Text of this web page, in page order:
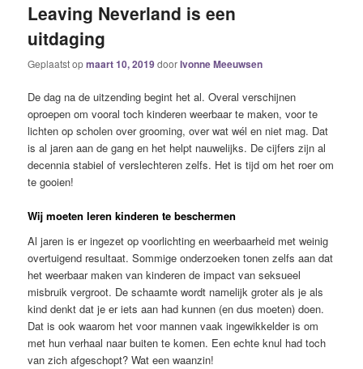
Leaving Neverland is een
uitdaging
Geplaatst opmaart 10, 2019doorIvonne Meeuwsen
De dag na de uitzending begint het al. Overal verschijnen
oproepen om vooral toch kinderen weerbaar te maken, voor te
lichten op scholen over grooming, over wat wél en niet mag. Dat
is al jaren aan de gang en het helpt nauwelijks. De cijfers zijn al
decennia stabiel of verslechteren zelfs. Het is tijd om het roer om
te gooien!
Wij moeten leren kinderen te beschermen
Al jaren is er ingezet op voorlichting en weerbaarheid met weinig
overtuigend resultaat. Sommige onderzoeken tonen zelfs aan dat
het weerbaar maken van kinderen de impact van seksueel
misbruik vergroot. De schaamte wordt namelijk groter als je als
kind denkt dat je er iets aan had kunnen (en dus moeten) doen.
Dat is ook waarom het voor mannen vaak ingewikkelder is om
met hun verhaal naar buiten te komen. Een echte knul had toch
van zich afgeschopt? Wat een waanzin!